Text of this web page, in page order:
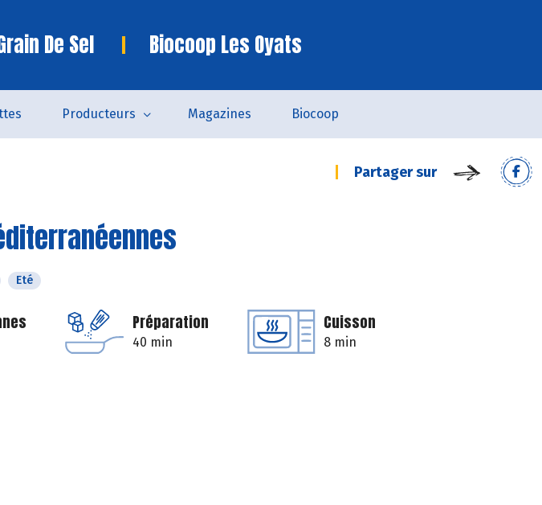
De Sel Biocoop Les Oyats
Producteurs Magazines Biocoop
Partager sur
Eté
Préparation
40 min
Cuisson
8 min